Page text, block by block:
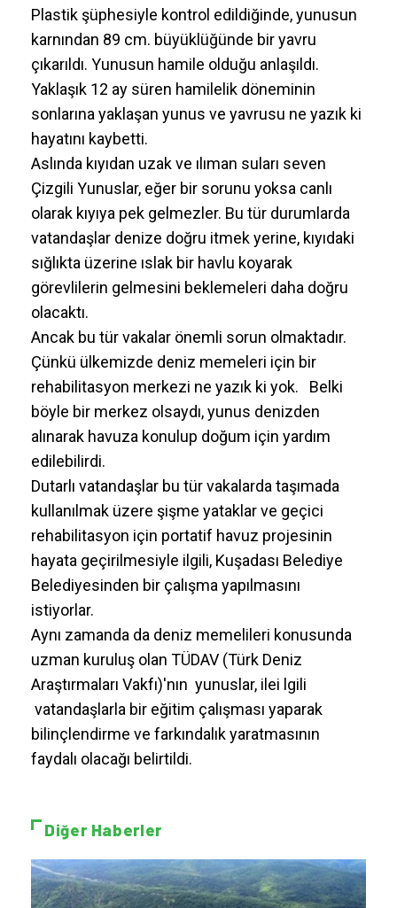
Plastik şüphesiyle kontrol edildiğinde, yunusun
karnından 89 cm. büyüklüğünde bir yavru
çıkarıldı. Yunusun hamile olduğu anlaşıldı.
Yaklaşık 12 ay süren hamilelik döneminin
sonlarına yaklaşan yunus ve yavrusu ne yazık ki
hayatını kaybetti.
Aslında kıyıdan uzak ve ılıman suları seven
Çizgili Yunuslar, eğer bir sorunu yoksa canlı
olarak kıyıya pek gelmezler. Bu tür durumlarda
vatandaşlar denize doğru itmek yerine, kıyıdaki
sığlıkta üzerine ıslak bir havlu koyarak
görevlilerin gelmesini beklemeleri daha doğru
olacaktı.
Ancak bu tür vakalar önemli sorun olmaktadır.
Çünkü ülkemizde deniz memeleri için bir
rehabilitasyon merkezi ne yazık ki yok. Belki
böyle bir merkez olsaydı, yunus denizden
alınarak havuza konulup doğum için yardım
edilebilirdi.
Dutarlı vatandaşlar bu tür vakalarda taşımada
kullanılmak üzere şişme yataklar ve geçici
rehabilitasyon için portatif havuz projesinin
hayata geçirilmesiyle ilgili, Kuşadası Belediye
Belediyesinden bir çalışma yapılmasını
istiyorlar.
Aynı zamanda da deniz memelileri konusunda
uzman kuruluş olan TÜDAV (Türk Deniz
Araştırmaları Vakfı)'nın yunuslar, ilei lgili
vatandaşlarla bir eğitim çalışması yaparak
bilinçlendirme ve farkındalık yaratmasının
faydalı olacağı belirtildi.
Diğer Haberler